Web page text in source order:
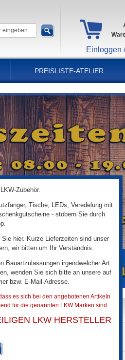
Einloggen
PREISLISTE-ATELIER
Zubehör.
Tische, LEDs, Veredelung mit
- stöbern Sie durch
hier. Kurze Lieferzeiten sind unser
wir bitten um Ihr Verständnis.
Bauartzulassungen irgendwelcher Art
wenden Sie sich bitte an unsere auf
bzw. E-Mail-Adresse.
es sich bei den angebotenen Artikeln
für die genannten LKW Marken sind.
LKW HERSTELLER